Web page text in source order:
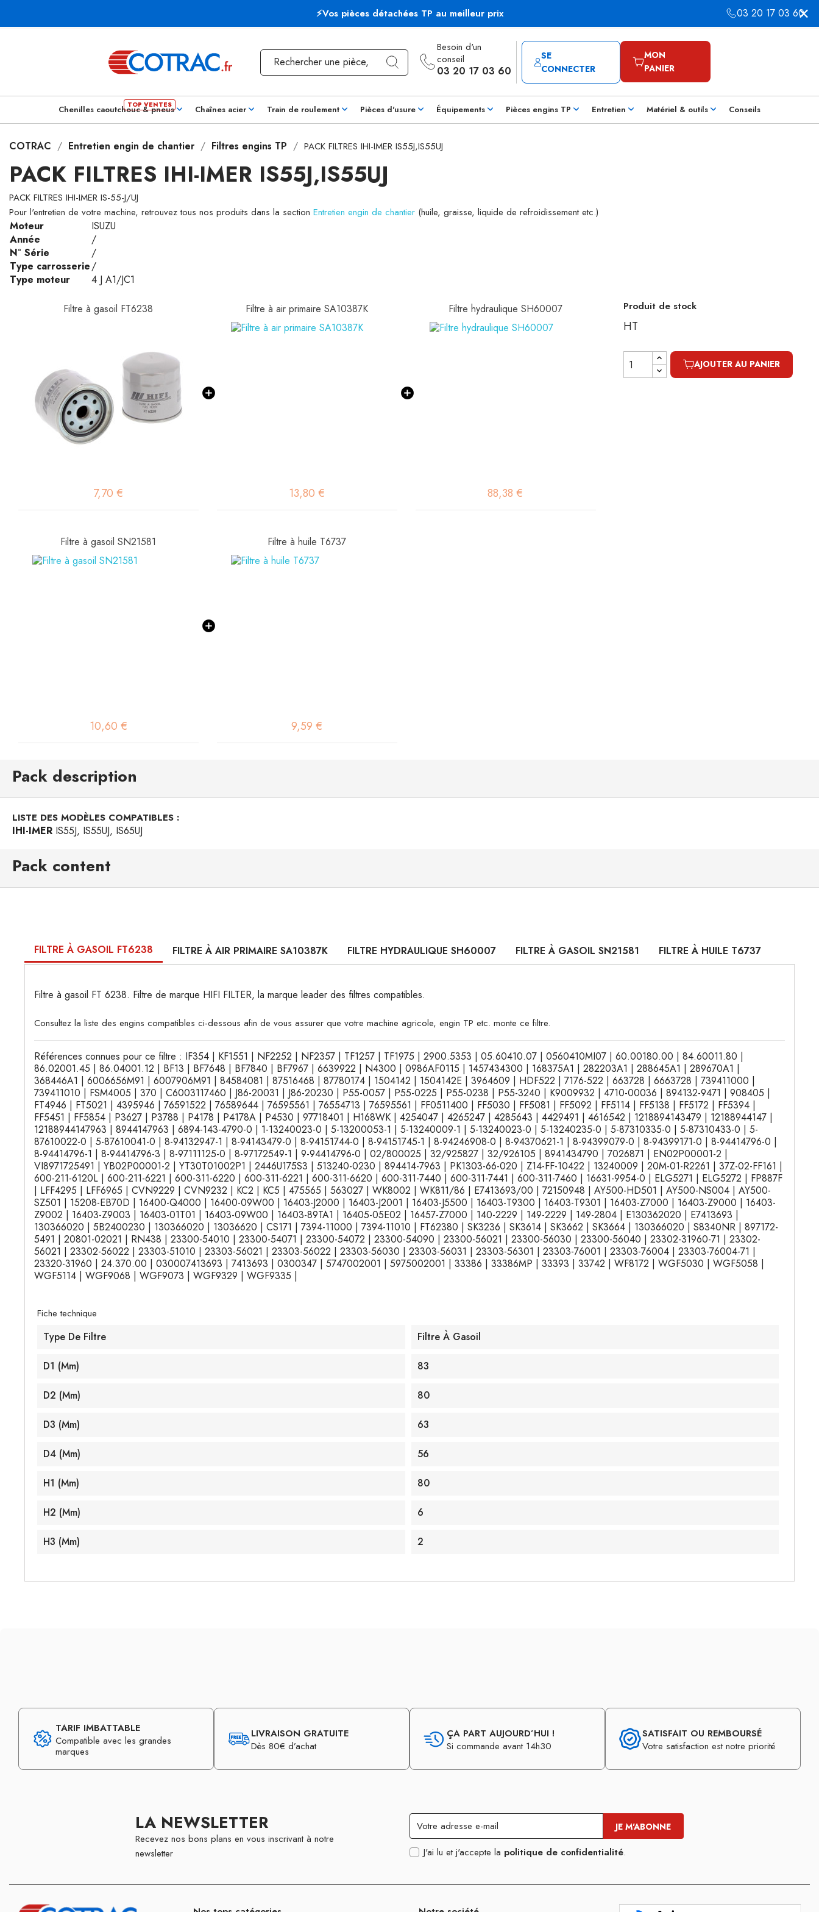
⚡Vos pièces détachées TP au meilleur prix 03 20 17 03 60
Besoin d'un
conseil
03 20 17 03 60
SE
CONNECTER
MON
PANIER
Chenilles caoutchouc & pneus Chaînes acier Train de roulement Pièces d'usure Équipements Pièces engins TP Entretien Matériel & outils Conseils
COTRAC Entretien engin de chantier Filtres engins TP PACK FILTRES IHI-IMER IS55J,IS55UJ
PACK FILTRES IHI-IMER IS55J,IS55UJ
PACK FILTRES IHI-IMER IS-55-J/UJ
Pour l'entretien de votre machine, retrouvez tous nos produits dans la section Entretien engin de chantier (huile, graisse, liquide de refroidissement etc.)
Moteur
ISUZU
Année
/
N° Série
/
Type carrosserie/
Type moteur
4 J A1/JC1
Filtre à gasoil FT6238
7,70 €
Filtre à air primaire SA10387K
13,80 €
Filtre hydraulique SH60007
88,38 €
Filtre à gasoil SN21581
10,60 €
Filtre à huile T6737
9,59 €
Produit de stock
HT
AJOUTER AU PANIER
Pack description
LISTE DES MODÈLES COMPATIBLES :
IHI-IMER IS55J, IS55UJ, IS65UJ
Pack content
FILTRE À GASOIL FT6238 FILTRE À AIR PRIMAIRE SA10387K FILTRE HYDRAULIQUE SH60007 FILTRE À GASOIL SN21581 FILTRE À HUILE T6737
Filtre à gasoil FT 6238. Filtre de marque HIFI FILTER, la marque leader des filtres compatibles.
Consultez la liste des engins compatibles ci-dessous afin de vous assurer que votre machine agricole, engin TP etc. monte ce filtre.
Références connues pour ce filtre : IF354 | KF1551 | NF2252 | NF2357 | TF1257 | TF1975 | 2900.5353 | 05.60410.07 | 0560410MI07 | 60.00180.00 | 84.60011.80 |
86.02001.45 | 86.04001.12 | BF13 | BF7648 | BF7840 | BF7967 | 6639922 | N4300 | 0986AF0115 | 1457434300 | 168375A1 | 282203A1 | 288645A1 | 289670A1 |
368446A1 | 6006656M91 | 6007906M91 | 84584081 | 87516468 | 87780174 | 1504142 | 1504142E | 3964609 | HDF522 | 7176-522 | 663728 | 6663728 | 739411000 |
739411010 | FSM4005 | 370 | C6003117460 | J86-20031 | J86-20230 | P55-0057 | P55-0225 | P55-0238 | P55-3240 | K9009932 | 4710-00036 | 894132-9471 | 908405 |
FT4946 | FT5021 | 4395946 | 76591522 | 76589644 | 76595561 | 76554713 | 76595561 | FF0511400 | FF5030 | FF5081 | FF5092 | FF5114 | FF5138 | FF5172 | FF5394 |
FF5451 | FF5854 | P3627 | P3788 | P4178 | P4178A | P4530 | 97718401 | H168WK | 4254047 | 4265247 | 4285643 | 4429491 | 4616542 | 1218894143479 | 12188944147 |
12188944147963 | 8944147963 | 6894-143-4790-0 | 1-13240023-0 | 5-13200053-1 | 5-13240009-1 | 5-13240023-0 | 5-13240235-0 | 5-87310335-0 | 5-87310433-0 | 5-
87610022-0 | 5-87610041-0 | 8-94132947-1 | 8-94143479-0 | 8-94151744-0 | 8-94151745-1 | 8-94246908-0 | 8-94370621-1 | 8-94399079-0 | 8-94399171-0 | 8-94414796-0 |
8-94414796-1 | 8-94414796-3 | 8-97111125-0 | 8-97172549-1 | 9-94414796-0 | 02/800025 | 32/925827 | 32/926105 | 8941434790 | 7026871 | EN02P00001-2 |
VI8971725491 | YB02P00001-2 | YT30T01002P1 | 2446U175S3 | 513240-0230 | 894414-7963 | PK1303-66-020 | Z14-FF-10422 | 13240009 | 20M-01-R2261 | 37Z-02-FF161 |
600-211-6120L | 600-211-6221 | 600-311-6220 | 600-311-6221 | 600-311-6620 | 600-311-7440 | 600-311-7441 | 600-311-7460 | 16631-9954-0 | ELG5271 | ELG5272 | FP887F
| LFF4295 | LFF6965 | CVN9229 | CVN9232 | KC2 | KC5 | 475565 | 563027 | WK8002 | WK811/86 | E7413693/00 | 72150948 | AY500-HD501 | AY500-NS004 | AY500-
SZ501 | 15208-EB70D | 16400-Q4000 | 16400-09W00 | 16403-J2000 | 16403-J2001 | 16403-J5500 | 16403-T9300 | 16403-T9301 | 16403-Z7000 | 16403-Z9000 | 16403-
Z9002 | 16403-Z9003 | 16403-01T01 | 16403-09W00 | 16403-89TA1 | 16405-05E02 | 16457-Z7000 | 140-2229 | 149-2229 | 149-2804 | E130362020 | E7413693 |
130366020 | 5B2400230 | 130366020 | 13036620 | CS171 | 7394-11000 | 7394-11010 | FT62380 | SK3236 | SK3614 | SK3662 | SK3664 | 130366020 | S8340NR | 897172-
5491 | 20801-02021 | RN438 | 23300-54010 | 23300-54071 | 23300-54072 | 23300-54090 | 23300-56021 | 23300-56030 | 23300-56040 | 23302-31960-71 | 23302-
56021 | 23302-56022 | 23303-51010 | 23303-56021 | 23303-56022 | 23303-56030 | 23303-56031 | 23303-56301 | 23303-76001 | 23303-76004 | 23303-76004-71 |
23320-31960 | 24.370.00 | 030007413693 | 7413693 | 0300347 | 5747002001 | 5975002001 | 33386 | 33386MP | 33393 | 33742 | WF8172 | WGF5030 | WGF5058 |
WGF5114 | WGF9068 | WGF9073 | WGF9329 | WGF9335 |
Fiche technique
Type De Filtre Filtre À Gasoil
D1 (mm) 83
D2 (mm) 80
D3 (mm) 63
D4 (mm) 56
H1 (mm) 80
H2 (mm) 6
H3 (mm) 2
TARIF IMBATTABLE
Compatible avec les grandes
marques
LIVRAISON GRATUITE
Dès 80€ d’achat
ÇA PART AUJOURD’HUI !
Si commande avant 14h30
SATISFAIT OU REMBOURSÉ
Votre satisfaction est notre priorité
LA NEWSLETTER
Recevez nos bons plans en vous inscrivant à notre
newsletter
J'ai lu et j'accepte la politique de confidentialité.